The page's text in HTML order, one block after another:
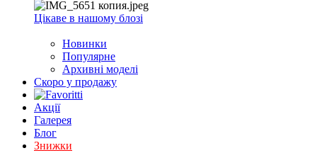
Цікаве в нашому блозі
Новинки
Популярне
Архивні моделі
Скоро у продажу
Акції
Галерея
Блог
Знижки